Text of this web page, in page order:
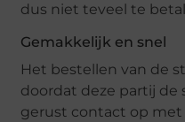
dus niet teveel te
Gemakkelijk en snel
Het bestellen van de
doordat deze partij de
gerust contact op met